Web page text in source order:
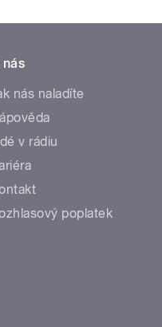
nás
nás naladíte
v rádiu
poplatek